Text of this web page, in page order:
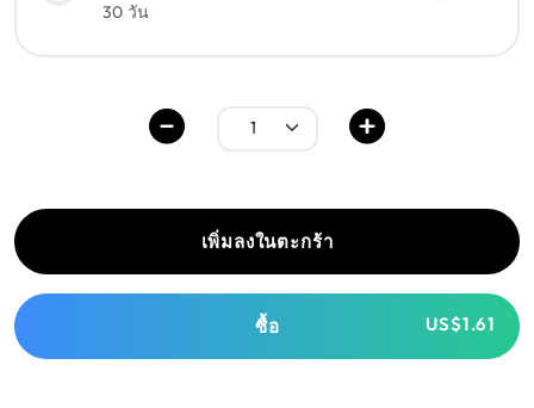
30 วัน
เพิ่มลงในตะกร้า
ซื้อ US$1.61